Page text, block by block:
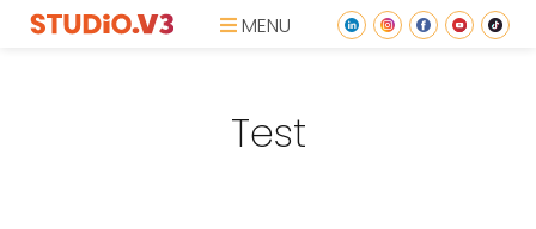
MENU
Test